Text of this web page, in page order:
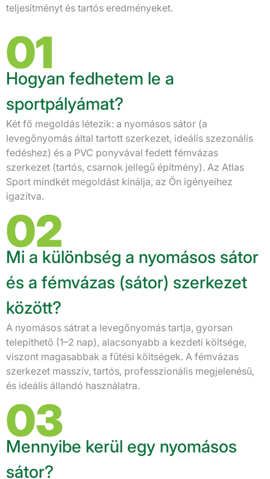
teljesítményt és tartós eredményeket.
01
Hogyan fedhetem le a
sportpályámat?
Két fő megoldás létezik: a nyomásos sátor (a
levegőnyomás által tartott szerkezet, ideális szezonális
fedéshez) és a PVC ponyvával fedett fémvázas
szerkezet (tartós, csarnok jellegű építmény). Az Atlas
Sport mindkét megoldást kínálja, az Ön igényeihez
igazítva.
02
Mi a különbség a nyomásos sátor
és a fémvázas (sátor) szerkezet
között?
A nyomásos sátrat a levegőnyomás tartja, gyorsan
telepíthető (1–2 nap), alacsonyabb a kezdeti költsége,
viszont magasabbak a fűtési költségek. A fémvázas
szerkezet masszív, tartós, professzionális megjelenésű,
és ideális állandó használatra.
03
Mennyibe kerül egy nyomásos
sátor?